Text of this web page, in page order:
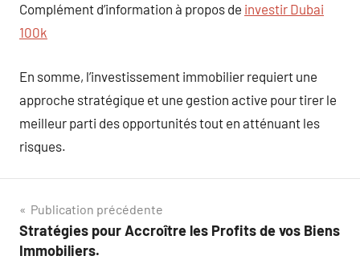
Complément d’information à propos de investir Dubai
100k
En somme, l’investissement immobilier requiert une
approche stratégique et une gestion active pour tirer le
meilleur parti des opportunités tout en atténuant les
risques.
Navigation
de
Publication précédente
Stratégies pour Accroître les Profits de vos Biens
Immobiliers.